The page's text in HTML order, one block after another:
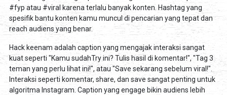
#fyp atau #viral karena terlalu banyak konten. Hashtag yang
spesifik bantu konten kamu muncul di pencarian yang tepat dan
reach audiens yang benar.
Hack keenam adalah caption yang mengajak interaksi sangat
kuat seperti "Kamu sudahTry ini? Tulis hasil di komentar!", "Tag 3
teman yang perlu lihat ini!", atau "Save sekarang sebelum viral!".
Interaksi seperti komentar, share, dan save sangat penting untuk
algoritma Instagram. Caption yang engage bikin audiens lebih